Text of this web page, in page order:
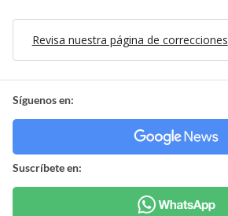
Revisa nuestra página de correcciones
Síguenos en:
Suscríbete en: